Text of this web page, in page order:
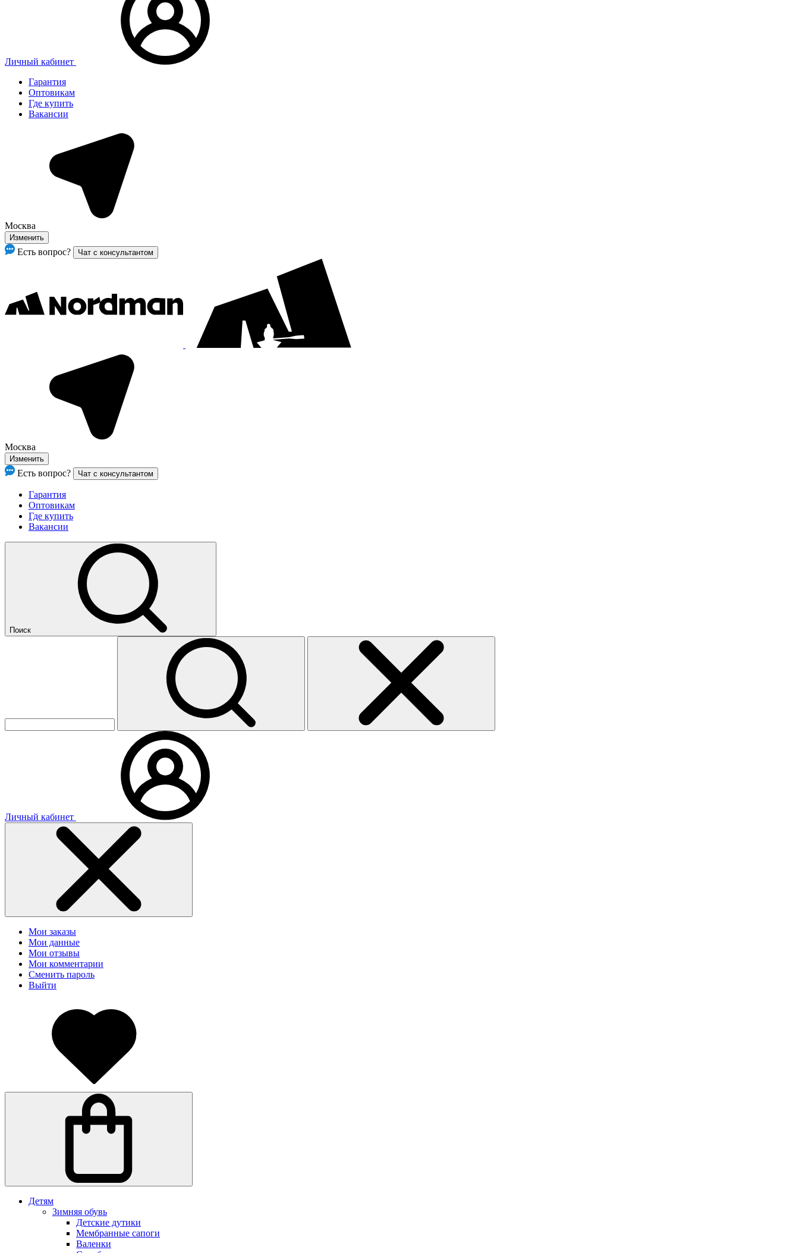
Личный кабинет
Гарантия
Оптовикам
Где купить
Вакансии
Москва
Изменить
Есть вопрос? Чат с консультантом
Москва
Изменить
Есть вопрос? Чат с консультантом
Гарантия
Оптовикам
Где купить
Вакансии
Поиск
Личный кабинет
Мои заказы
Мои данные
Мои отзывы
Мои комментарии
Сменить пароль
Выйти
Детям
Зимняя обувь
Детские дутики
Мембранные сапоги
Валенки